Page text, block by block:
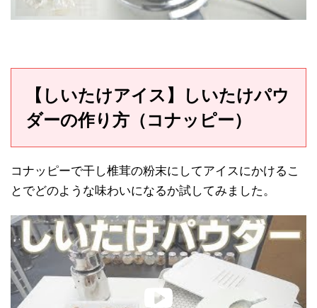
【しいたけアイス】しいたけパウ
ダーの作り方（コナッピー）
コナッピーで干し椎茸の粉末にしてアイスにかけるこ
とでどのような味わいになるか試してみました。